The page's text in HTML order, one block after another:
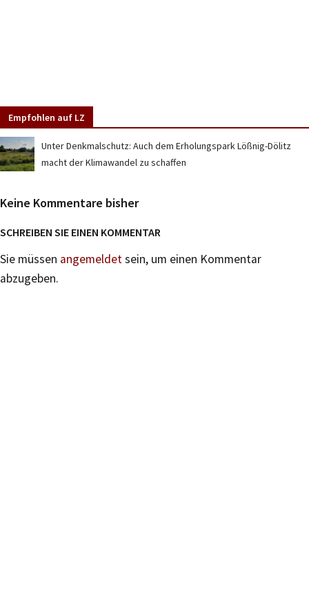
Empfohlen auf LZ
Unter Denkmalschutz: Auch dem Erholungspark Lößnig-Dölitz
macht der Klimawandel zu schaffen
Keine Kommentare bisher
SCHREIBEN SIE EINEN KOMMENTAR
Sie müssen angemeldetsein, um einen Kommentar
abzugeben.